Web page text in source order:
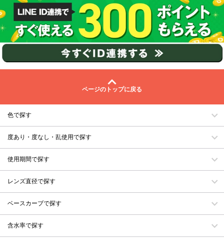
ページのトップに戻る
色で探す
度あり・度なし・乱使用で探す
使用期間で探す
レンズ直径で探す
ベースカーブで探す
含水率で探す